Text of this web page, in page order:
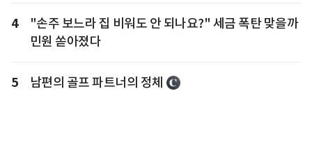
4
"손주 보느라 집 비워도 안 되나요?" 세금 폭탄 맞을까
민원 쏟아졌다
5 남편의 골프 파트너의 정체